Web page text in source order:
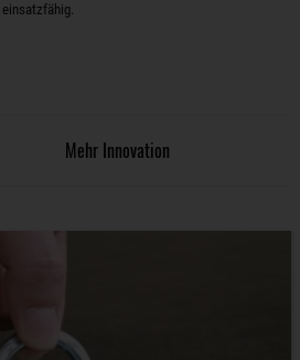
Mehr Innovation